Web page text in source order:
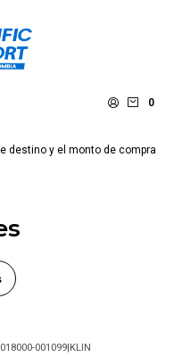
0
destino y el monto de compra
001099 KLIN